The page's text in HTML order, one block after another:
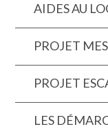
AIDES AU
PROJET
PROJET
LES